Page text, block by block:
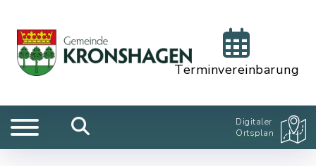
Terminvereinbarung
Digitaler
Ortsplan